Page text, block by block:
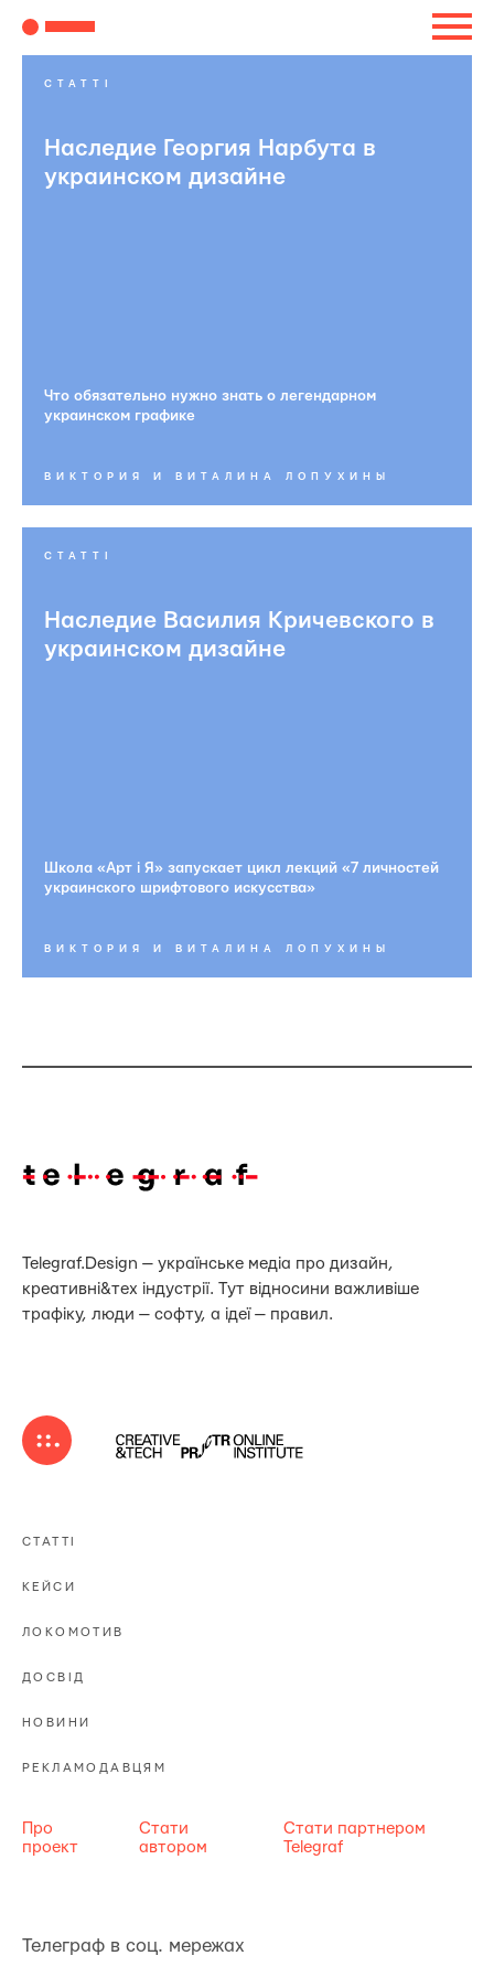
СТАТТІ
Наследие Георгия Нарбута в
украинском дизайне
Что обязательно нужно знать о легендарном
украинском графике
ВИКТОРИЯ И ВИТАЛИНА ЛОПУХИНЫ
СТАТТІ
Наследие Василия Кричевского в
украинском дизайне
Школа «Арт і Я» запускает цикл лекций «7 личностей
украинского шрифтового искусства»
ВИКТОРИЯ И ВИТАЛИНА ЛОПУХИНЫ
Telegraf.Design — українське медіа про дизайн,
креативні&тех індустрії. Тут відносини важливіше
трафіку, люди — софту, а ідеї — правил.
СТАТТІ
КЕЙСИ
ЛОКОМОТИВ
ДОСВІД
НОВИНИ
РЕКЛАМОДАВЦЯМ
Про
проект
Стати
автором
Стати партнером
Telegraf
Телеграф в соц. мережах